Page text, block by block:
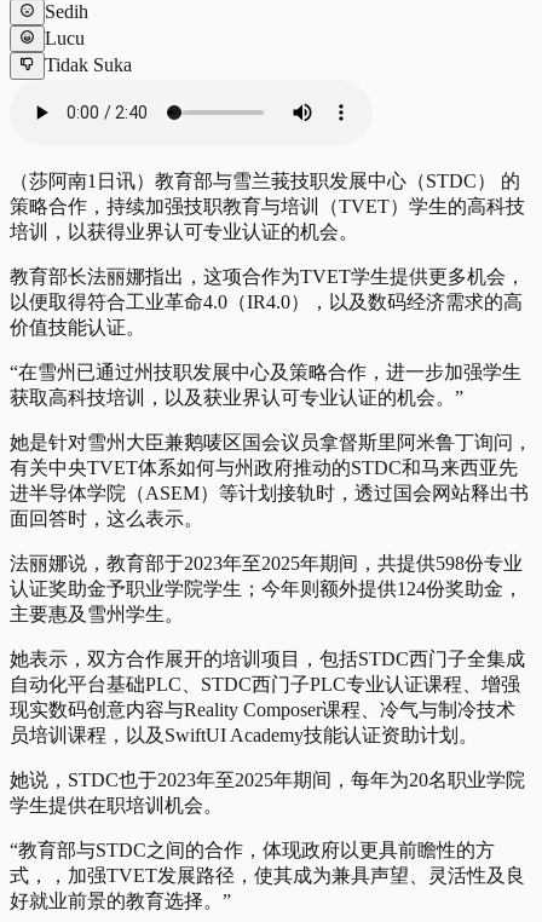
Sedih
Lucu
Tidak Suka
（莎阿南1日讯）教育部与雪兰莪技职发展中心（STDC） 的
策略合作，持续加强技职教育与培训（TVET）学生的高科技
培训，以获得业界认可专业认证的机会。
教育部长法丽娜指出，这项合作为TVET学生提供更多机会，
以便取得符合工业革命4.0（IR4.0），以及数码经济需求的高
价值技能认证。
“在雪州已通过州技职发展中心及策略合作，进一步加强学生
获取高科技培训，以及获业界认可专业认证的机会。”
她是针对雪州大臣兼鹅唛区国会议员拿督斯里阿米鲁丁询问，
有关中央TVET体系如何与州政府推动的STDC和马来西亚先
进半导体学院（ASEM）等计划接轨时，透过国会网站释出书
面回答时，这么表示。
法丽娜说，教育部于2023年至2025年期间，共提供598份专业
认证奖助金予职业学院学生；今年则额外提供124份奖助金，
主要惠及雪州学生。
她表示，双方合作展开的培训项目，包括STDC西门子全集成
自动化平台基础PLC、STDC西门子PLC专业认证课程、增强
现实数码创意内容与Reality Composer课程、冷气与制冷技术
员培训课程，以及SwiftUI Academy技能认证资助计划。
她说，STDC也于2023年至2025年期间，每年为20名职业学院
学生提供在职培训机会。
“教育部与STDC之间的合作，体现政府以更具前瞻性的方
式，，加强TVET发展路径，使其成为兼具声望、灵活性及良
好就业前景的教育选择。”